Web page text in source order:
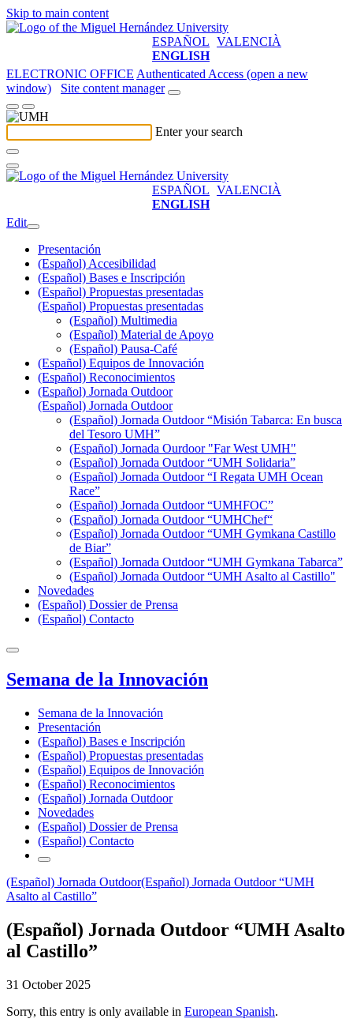
Skip to main content
ESPAÑOL VALENCIÀ
ENGLISH
ELECTRONIC OFFICE Authenticated Access (open a new
window)
Site content manager
Enter your search
ESPAÑOL VALENCIÀ
ENGLISH
Edit
Presentación
(Español) Accesibilidad
(Español) Bases e Inscripción
(Español) Propuestas presentadas
(Español) Propuestas presentadas
(Español) Multimedia
(Español) Material de Apoyo
(Español) Pausa-Café
(Español) Equipos de Innovación
(Español) Reconocimientos
(Español) Jornada Outdoor
(Español) Jornada Outdoor
(Español) Jornada Outdoor “Misión Tabarca: En busca
del Tesoro UMH”
(Español) Jornada Ourdoor "Far West UMH"
(Español) Jornada Outdoor “UMH Solidaria”
(Español) Jornada Outdoor “I Regata UMH Ocean
Race”
(Español) Jornada Outdoor “UMHFOC”
(Español) Jornada Outdoor “UMHChef“
(Español) Jornada Outdoor “UMH Gymkana Castillo
de Biar”
(Español) Jornada Outdoor “UMH Gymkana Tabarca”
(Español) Jornada Outdoor “UMH Asalto al Castillo"
Novedades
(Español) Dossier de Prensa
(Español) Contacto
Semana de la Innovación
Semana de la Innovación
Presentación
(Español) Bases e Inscripción
(Español) Propuestas presentadas
(Español) Equipos de Innovación
(Español) Reconocimientos
(Español) Jornada Outdoor
Novedades
(Español) Dossier de Prensa
(Español) Contacto
(Español) Jornada Outdoor(Español) Jornada Outdoor “UMH
Asalto al Castillo”
(Español) Jornada Outdoor “UMH Asalto
al Castillo”
31 October 2025
Sorry, this entry is only available in European Spanish.